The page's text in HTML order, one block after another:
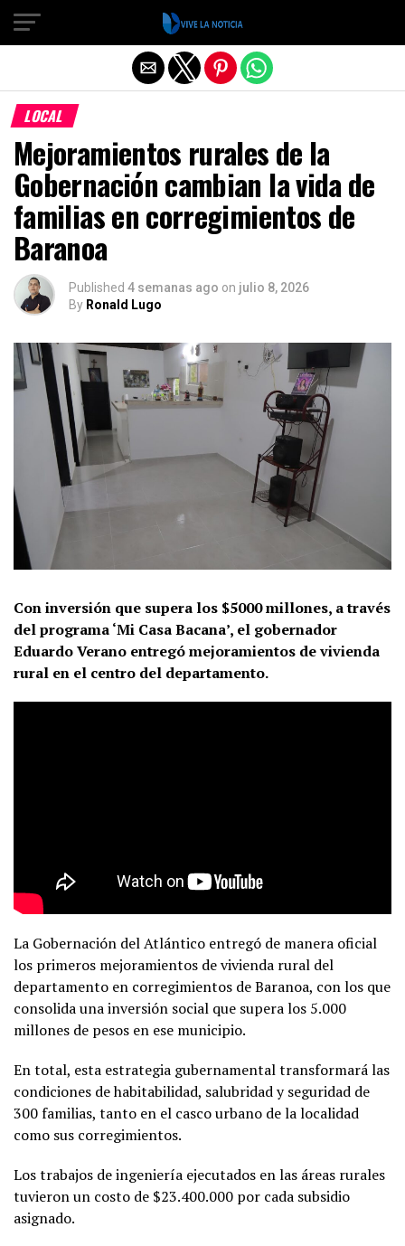
LOCAL
Mejoramientos rurales de la
Gobernación cambian la vida de
familias en corregimientos de
Baranoa
Published 4 semanas ago on julio 8, 2026
By Ronald Lugo
Con inversión que supera los $5000 millones, a través
del programa ‘Mi Casa Bacana’, el gobernador
Eduardo Verano entregó mejoramientos de vivienda
rural en el centro del departamento.
La Gobernación del Atlántico entregó de manera oficial
los primeros mejoramientos de vivienda rural del
departamento en corregimientos de Baranoa, con los que
consolida una inversión social que supera los 5.000
millones de pesos en ese municipio.
En total, esta estrategia gubernamental transformará las
condiciones de habitabilidad, salubridad y seguridad de
300 familias, tanto en el casco urbano de la localidad
como sus corregimientos.
Los trabajos de ingeniería ejecutados en las áreas rurales
tuvieron un costo de $23.400.000 por cada subsidio
asignado.
Salir de la versión móvil